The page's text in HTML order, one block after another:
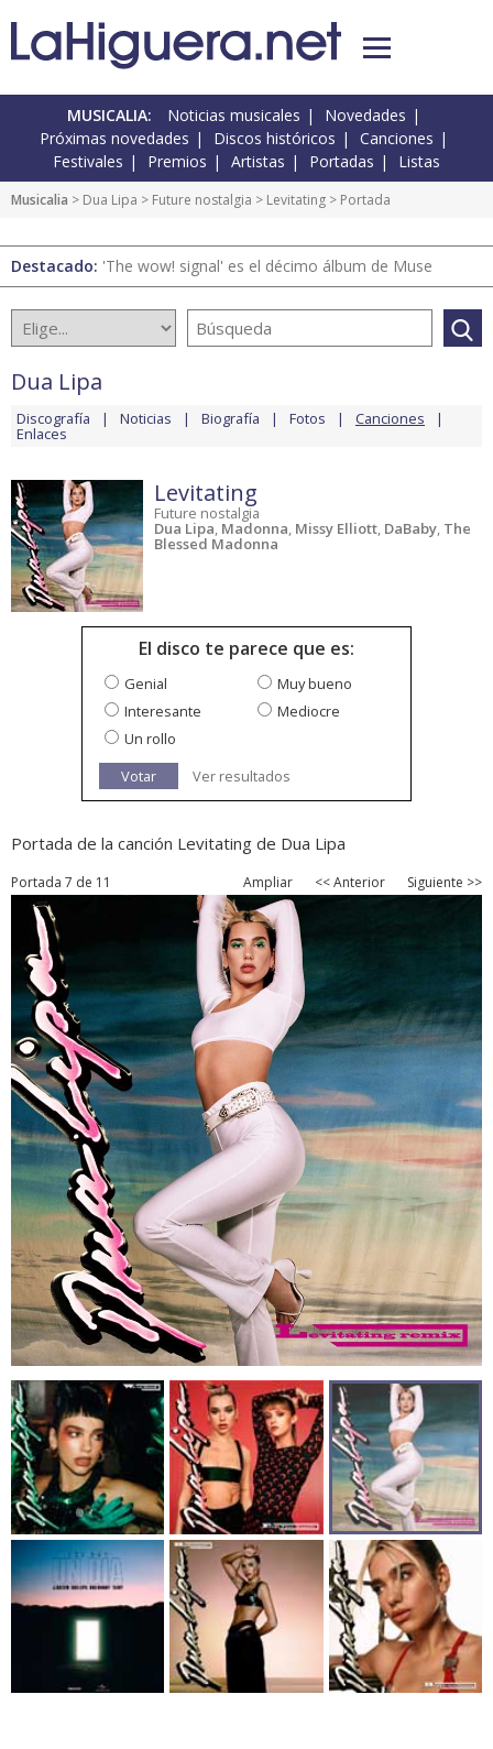
MUSICALIA: Noticias musicales
Novedades
Próximas novedades
Discos históricos
Canciones
Festivales
Premios Artistas Portadas Listas
Musicalia > Dua Lipa > Future nostalgia > Levitating > Portada
Destacado: 'The wow! signal' es el décimo álbum de Muse
Dua Lipa
Discografía Noticias Biografía Fotos Canciones
Enlaces
Levitating
Future nostalgia
Dua Lipa, Madonna, Missy Elliott, DaBaby, The
Blessed Madonna
El disco te parece que es:
Genial
Muy bueno
Interesante
Mediocre
Un rollo
Votar
Ver resultados
Portada de la canción Levitating de Dua Lipa
Portada 7 de 11 Ampliar << Anterior Siguiente >>